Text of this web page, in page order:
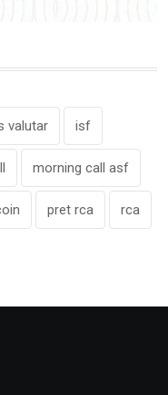
valutar isf
morning call asf
pret rca rca